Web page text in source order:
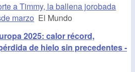
a Timmy, la ballena jorobada
marzo El Mundo
2025: calor récord,
de hielo sin precedentes -